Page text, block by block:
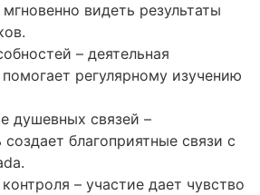
видеть результаты
– деятельная
регулярному изучению
душевных связей –
благоприятные связи с
– участие дает чувство